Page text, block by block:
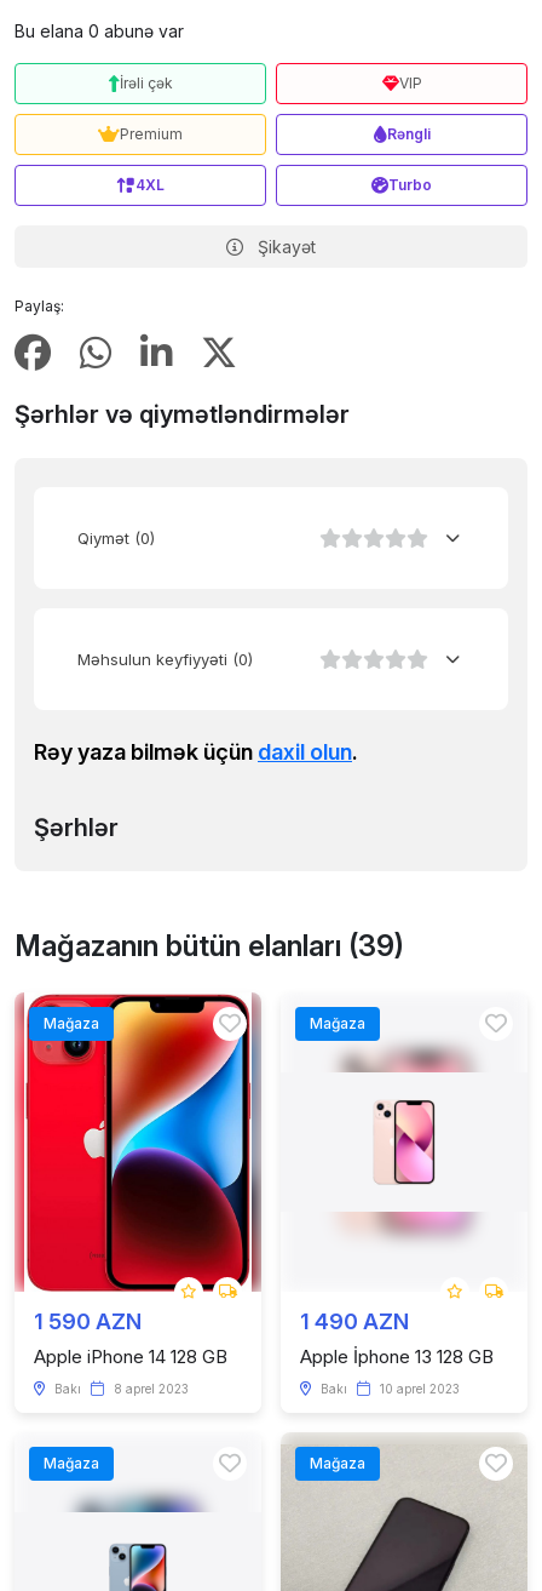
Bu elana 0 abunə var
Paylaş:
İrəli çək VIP
Premium Rəngli
4XL Turbo
Şikayət
Şərhlər və qiymətləndirmələr
Qiymət (0)
Məhsulun keyfiyyəti (0)
Rəy yaza bilmək üçün daxil olun.
Şərhlər
Mağazanın bütün elanları (39)
Mağaza
1 590 AZN
Apple iPhone 14 128 GB
Bakı 8 aprel 2023
Mağaza
1 490 AZN
Apple İphone 13 128 GB
Bakı 10 aprel 2023
Mağaza Mağaza